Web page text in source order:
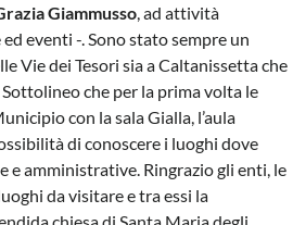
Giammusso , ad attività
eventi -. Sono stato sempre un
Vie dei Tesori sia a Caltanissetta che
Sottolineo che per la prima volta le
con la sala Gialla, l’aula
di conoscere i luoghi dove
e amministrative. Ringrazio gli enti, le
da visitare e tra essi la